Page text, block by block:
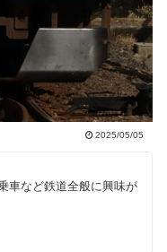
2025/05/05
車など鉄道全般に興味が